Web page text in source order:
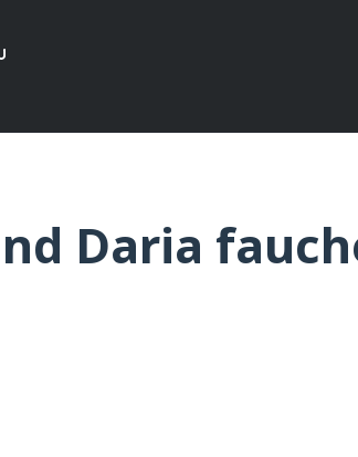
Daria